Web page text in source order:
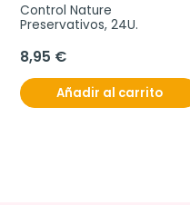
Control Nature
Preservativos, 24U.
8,95 €
Añadir al carrito